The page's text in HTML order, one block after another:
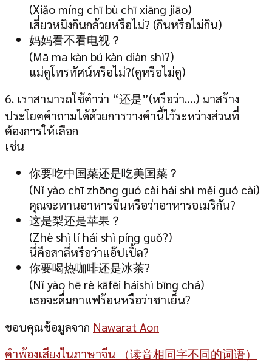
(Xiǎo míng chī bù chī xiāng jiāo)
เสี่ยวหมิงกินกล้วยหรือไม่? (กินหรือไม่กิน)
妈妈看不看电视？
(Mā ma kàn bú kàn diàn shì?)
แม่ดูโทรทัศน์หรือไม่?(ดูหรือไม่ดู)
6. เราสามารถใช้คำว่า “还是”(หรือว่า….) มาสร้าง
ประโยคคำถามได้ด้วยการวางคำนี้ไว้ระหว่างส่วนที่
ต้องการให้เลือก
เช่น
你要吃中国菜还是吃美国菜？
(Nǐ yào chī zhōng guó cài hái shì měi guó cài)
คุณจะทานอาหารจีนหรือว่าอาหารอเมริกัน?
这是梨还是苹果？
(Zhè shì lí hái shì píng guǒ?)
นี่คือสาลี่หรือว่าแอ๊ปเปิ้ล?
你要喝热咖啡还是冰茶?
(Nǐ yào hē rè kāfēi háishì bīng chá)
เธอจะดื่มกาแฟร้อนหรือว่าชาเย็น?
ขอบคุณข้อมูลจาก Nawarat Aon
คำพ้องเสียงในภาษาจีน （读音相同字不同的词语）